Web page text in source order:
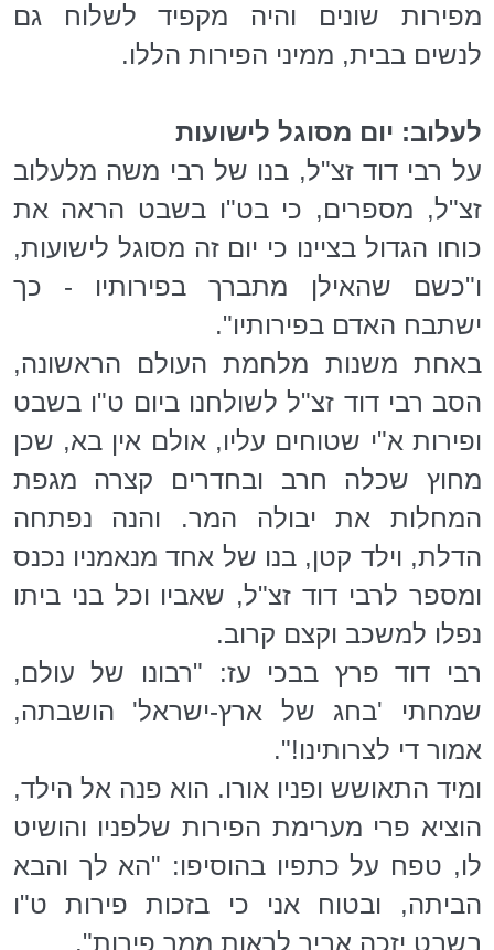
מפירות שונים והיה מקפיד לשלוח גם
לנשים בבית, ממיני הפירות הללו.
לעלוב: יום מסוגל לישועות
על רבי דוד זצ"ל, בנו של רבי משה מלעלוב
זצ"ל, מספרים, כי בט"ו בשבט הראה את
כוחו הגדול בציינו כי יום זה מסוגל לישועות,
ו"כשם שהאילן מתברך בפירותיו - כך
ישתבח האדם בפירותיו".
באחת משנות מלחמת העולם הראשונה,
הסב רבי דוד זצ"ל לשולחנו ביום ט"ו בשבט
ופירות א"י שטוחים עליו, אולם אין בא, שכן
מחוץ שכלה חרב ובחדרים קצרה מגפת
המחלות את יבולה המר. והנה נפתחה
הדלת, וילד קטן, בנו של אחד מנאמניו נכנס
ומספר לרבי דוד זצ"ל, שאביו וכל בני ביתו
נפלו למשכב וקצם קרוב.
רבי דוד פרץ בבכי עז: "רבונו של עולם,
שמחתי 'בחג של ארץ-ישראל' הושבתה,
אמור די לצרותינו!".
ומיד התאושש ופניו אורו. הוא פנה אל הילד,
הוציא פרי מערימת הפירות שלפניו והושיט
לו, טפח על כתפיו בהוסיפו: "הא לך והבא
הביתה, ובטוח אני כי בזכות פירות ט"ו
בשבט יזכה אביך לראות ממך פירות".